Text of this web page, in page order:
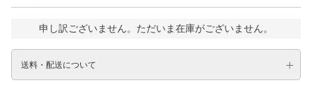
申し訳ございません。ただいま在庫がございません。
送料・配送について